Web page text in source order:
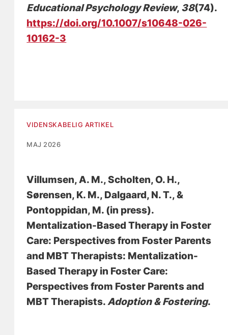
Educational Psychology Review, 38(74).
https://doi.org/10.1007/s10648-026-
10162-3
VIDENSKABELIG ARTIKEL
MAJ 2026
Villumsen, A. M., Scholten, O. H.,
Sørensen, K. M., Dalgaard, N. T., &
Pontoppidan, M. (in press).
Mentalization-Based Therapy in Foster
Care: Perspectives from Foster Parents
and MBT Therapists: Mentalization-
Based Therapy in Foster Care:
Perspectives from Foster Parents and
MBT Therapists. Adoption & Fostering.